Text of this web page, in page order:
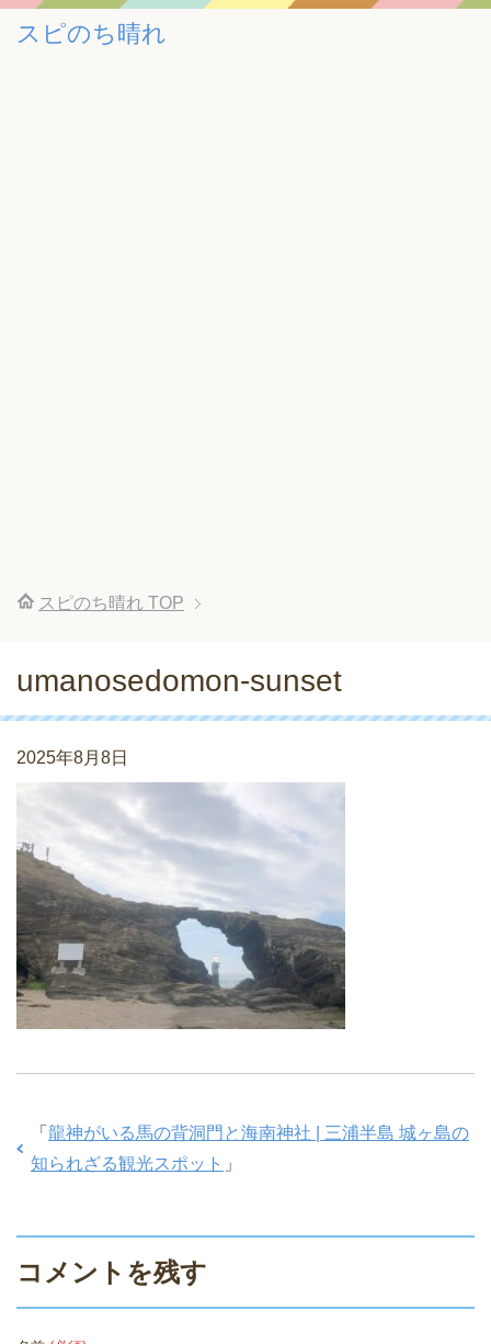
スピのち晴れ
スピのち晴れ TOP
umanosedomon-sunset
2025年8月8日
「 龍神がいる馬の背洞門と海南神社 | 三浦半島 城ヶ島の
知られざる観光スポット 」
コメントを残す